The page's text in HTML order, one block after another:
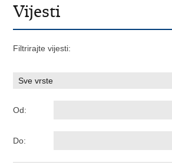
Vijesti
Filtrirajte vijesti:
Od:
Do: